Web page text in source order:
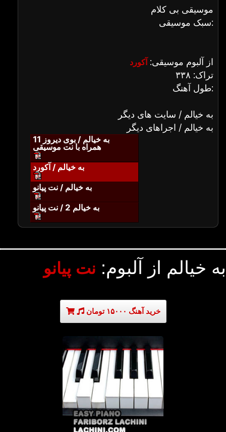
موسیقی بی کلام
سبک موسیقی:
از آلبوم موسیقی: آکورد
تراک: ۳۳۸
طول آهنگ:
به خیالم / سایت های دیگر
به خیالم / اجراهای دیگر
به خیالم / بوی دیروز 11
همراه با نت موسیقی
به خیالم / آکورد
به خیالم / نت پیانو
به خیالم 2 / نت پیانو
به خیالم از آلبوم: نت پیانو
خرید آهنگ ۱۵۰۰۰ تومان